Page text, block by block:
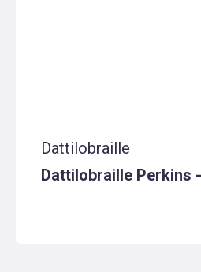
Dattilobraille
Dattilobraille Perkins